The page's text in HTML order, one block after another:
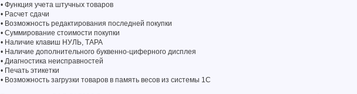
• Функция учета штучных товаров
• Расчет сдачи
• Возможность редактирования последней покупки
• Суммирование стоимости покупки
• Наличие клавиш НУЛЬ, ТАРА
• Наличие дополнительного буквенно-циферного дисплея
• Диагностика неисправностей
• Печать этикетки
• Возможность загрузки товаров в память весов из системы 1С